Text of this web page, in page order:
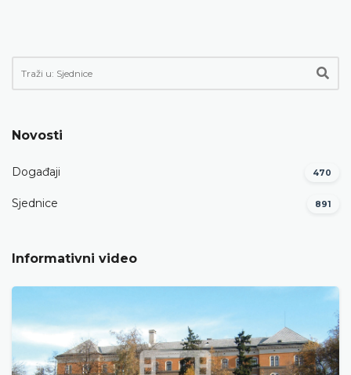
Novosti
Događaji 470
Sjednice 891
Informativni video